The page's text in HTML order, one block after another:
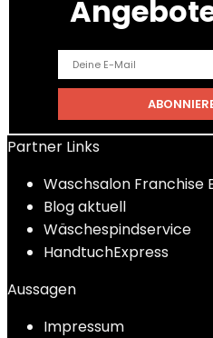
Partner Links
Waschsalon Franchise
Blog aktuell
Wäschespindservice
HandtuchExpress
Aussagen
Impressum